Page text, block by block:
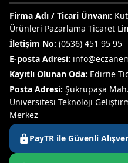
Firma Adı / Ticari Ünvanı:
Ürünleri Pazarlama Ticaret
İletişim No: (0536) 451 95 95
E-posta Adresi:
Kayıtlı Olunan Oda: Edirne
Posta Adresi: Şükrüpaşa
Üniversitesi Teknoloji
Merkez
PayTR ile Güvenli